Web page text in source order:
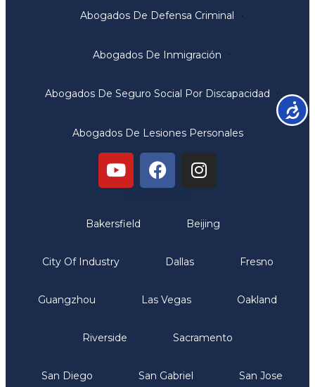
Abogados De Defensa Criminal
Abogados De Inmigración
Abogados De Seguro Social Por Discapacidad
Abogados De Lesiones Personales
Bakersfield Beijing
City Of Industry Dallas Fresno
Guangzhou Las Vegas Oakland
Riverside Sacramento
San Diego San Gabriel San Jose